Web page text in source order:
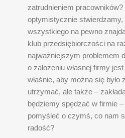
zatrudnieniem pracowników?
optymistycznie stwierdzamy,
wszystkiego na pewno
klub przedsiębiorczości na
najważniejszym problemem
o założeniu własnej firmy
właśnie, aby można się było
utrzymać, ale także –
będziemy spędzać w firmie
pomyśleć o czymś, co nam
radość?